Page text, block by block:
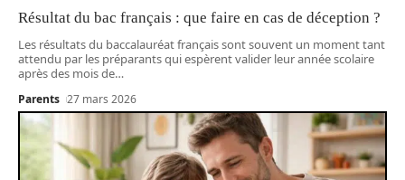
Résultat du bac français : que faire en cas de déception ?
Les résultats du baccalauréat français sont souvent un moment tant
attendu par les préparants qui espèrent valider leur année scolaire
après des mois de…
Parents 27 mars 2026